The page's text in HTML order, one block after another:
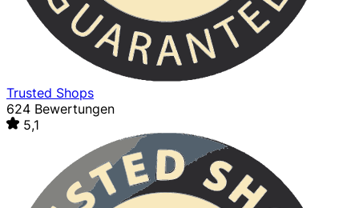
Trusted Shops
624 Bewertungen
5,1